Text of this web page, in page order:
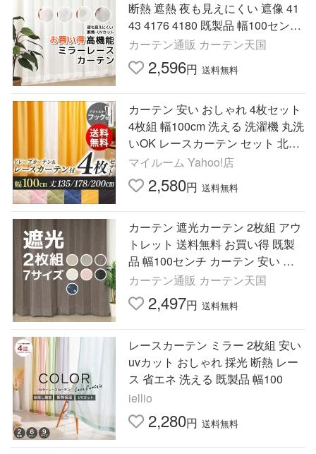
断熱 遮熱 夜も見えにくい 遮像 41
43 4176 4180 既製品 幅100センチ
幅150センチ 幅200 ミラーカーテ
ン 安い 送料無料 在庫品
カーテン通販 カーテン天国
2,596円 送料無料
カーテン 安い おしゃれ 4枚セット
4枚組 幅100cm 洗える 洗濯機 丸洗
いOK レースカーテン セット 北欧
無地
マイルーム Yahoo!店
2,580円 送料無料
カーテン 遮光カーテン 2枚組 アウ
トレット 送料無料 お買い得 既製
品 幅100センチ カーテン 安い 在
庫品
カーテン通販 カーテン天国
2,497円 送料無料
レースカーテン ミラー 2枚組 安い
uvカット おしゃれ 採光 断熱 レー
ス 省エネ 洗える 既製品 幅100
iellio
2,280円 送料無料